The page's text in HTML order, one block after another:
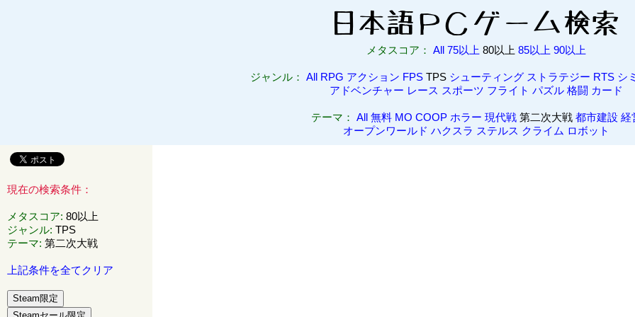
メタスコア： All 75以上 80以上 85以上 90以上
ジャンル： All RPG アクション FPS TPS シューティング ストラテジー RTS シ
アドベンチャー レース スポーツ フライト パズル 格闘 カード
テーマ： All 無料 MO COOP ホラー 現代戦第二次大戦 都市建設 経
オープンワールド ハクスラ ステルス クライム ロボット
現在の検索条件：
メタスコア: 80以上
ジャンル: TPS
テーマ: 第二次大戦
上記条件を全てクリア